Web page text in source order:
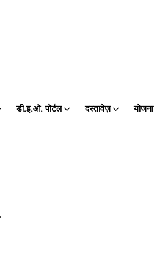
डी.इ.ओ. पोर्टल दस्तावेज़ योजना